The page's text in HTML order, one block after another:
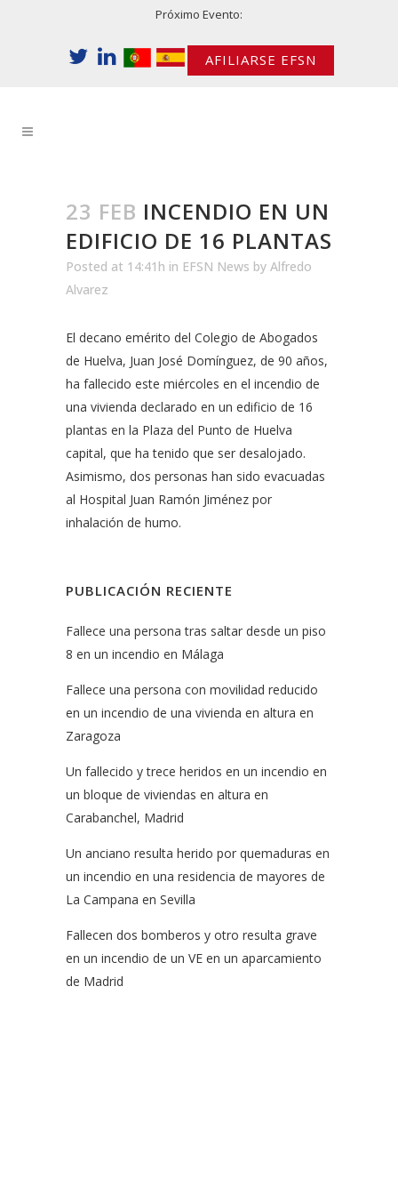
Próximo Evento:
AFILIARSE EFSN
23 FEB INCENDIO EN UN
EDIFICIO DE 16 PLANTAS
Posted at 14:41h in EFSN News by Alfredo
Alvarez
El decano emérito del Colegio de Abogados
de Huelva, Juan José Domínguez, de 90 años,
ha fallecido este miércoles en el incendio de
una vivienda declarado en un edificio de 16
plantas en la Plaza del Punto de Huelva
capital, que ha tenido que ser desalojado.
Asimismo, dos personas han sido evacuadas
al Hospital Juan Ramón Jiménez por
inhalación de humo.
PUBLICACIÓN RECIENTE
Fallece una persona tras saltar desde un piso
8 en un incendio en Málaga
Fallece una persona con movilidad reducido
en un incendio de una vivienda en altura en
Zaragoza
Un fallecido y trece heridos en un incendio en
un bloque de viviendas en altura en
Carabanchel, Madrid
Un anciano resulta herido por quemaduras en
un incendio en una residencia de mayores de
La Campana en Sevilla
Fallecen dos bomberos y otro resulta grave
en un incendio de un VE en un aparcamiento
de Madrid